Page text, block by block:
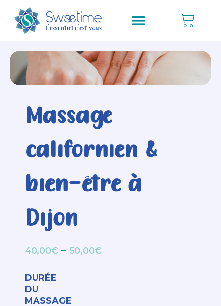
Massage
californien &
bien-être à
Dijon
40,00€ – 50,00€
DURÉE
DU
MASSAGE